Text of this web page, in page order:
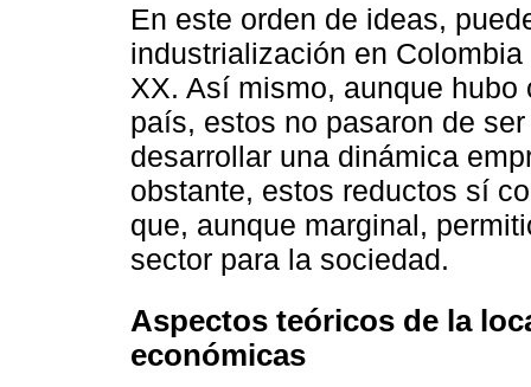
En este orden de ideas,
industrialización en
XX. Así mismo, aunque
país, estos no pasaron de
desarrollar una dinámica
obstante, estos reductos sí
que, aunque marginal,
sector para la sociedad.
Aspectos teóricos de la
económicas